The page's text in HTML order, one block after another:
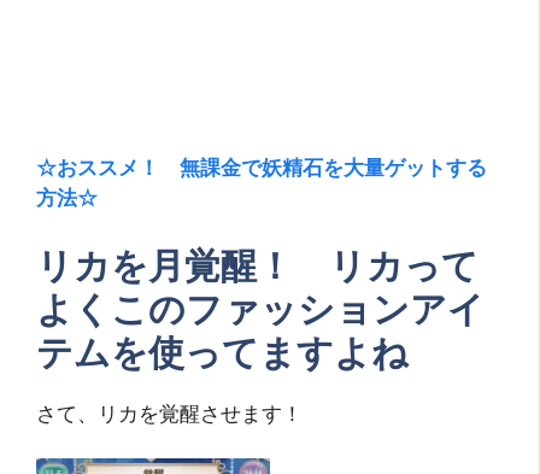
☆おススメ！ 無課金で妖精石を大量ゲットする
方法☆
リカを月覚醒！ リカって
よくこのファッションアイ
テムを使ってますよね
さて、リカを覚醒させます！